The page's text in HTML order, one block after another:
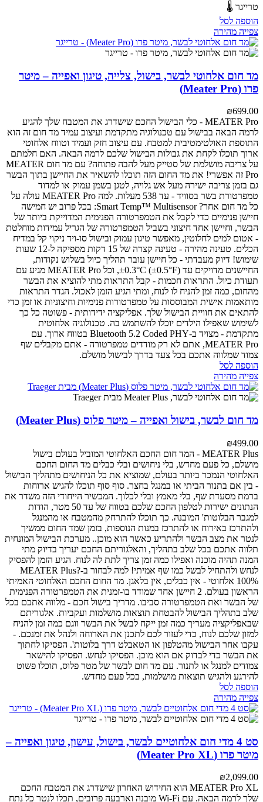
טרייגר 🌡️
הוספה לסל
צפייה מהירה
מד חום אלחוטי לבשר, בישול, צלייה, טיגון ואפייה – מיטר
פרו (Meater Pro)
₪699.00
MEATER Pro - כלי הבישול החכם שישדרג את המטבח שלך
להגיע
לרמה הבאה בבישול עם טכנולוגיה מתקדמת ועיצוב עמיד מד חום זה הוא
התוספת האולטימטיבית למטבח. עם עיצוב חזק ועמיד וטווח אלחוטי
ארוך תוכלו לקחת את גבולות הבישול שלכם לרמה הבאה. האם חלמתם
על צריבה מושלמת של סטייק מעל להבה פתוחה? עם מד חום MEATER
Pro זה אפשרי! את מד החום הזה תוכלו להשאיר את החיישן בתוך הבשר
גם בזמן צריבה ישירה מעל אש גלויה, לטגן בשמן עמוק או למדוד
טמפרטורת בשר בסוויד - עד 538 מעלות.
למה MEATER Pro עולה על
כל מד חום אחר?
Smart Temp™ Multisensor: בכל פרוב יש חמישה
חיישן פנימיים כדי לקבל את הטמפרטורה הפנימית המדוייקת ביותר של
הבשר, וחיישן אחד חיצוני בשביל הטמפרטורה של הגריל עמידות מוחלטת
- אטום למים לחלוטין, מאפשר טיגון עמוק ובישול סו-ויד ניקוי קל במדיח
הכלים.
טעינה מהירה - טעינה קצרה של 15 דקות מספיקה ל-12 שעות
שימוש! דיוק מעבדתי - כל חיישן עובר תהליך כיול בשלוש נקודות,
החיישנים מדויקים עד ±0.3°C (±0.5°F), וכל MEATER Pro מגיע עם
תעודת כיול. התראות חכמות - קבל התראות מתי להוציא את הבשר
מהחום, כמה זמן להניח לו לנוח, ומתי הגיע הזמן לאכול. הגדר התראות
מותאמות אישית המבוססות על טמפרטורות פנימיות וחיצוניות או זמן כדי
להתאים את חוויית הבישול שלך. אפליקציה ידידותית - פשוטה כל כך
לשימוש שאפילו הילדים יוכלו להשתמש בה. טכנולוגיה אלחוטית
מתקדמת - מצויד ב-Bluetooth 5.2 Coded PHY בטווח ארוך.
עם
MEATER Pro, אתם לא רק מודדים טמפרטורה - אתם מקבלים שף
צמוד שמלווה אתכם בכל צעד בדרך לבישול מושלם.
הוספה לסל
צפייה מהירה
מד חום לבשר, בישול ואפייה – מיטר פלוס (Meater Plus)
₪499.00
MEATER Plus - המד חום החכם האלחוטי המוביל בעולם
בישול
מושלם, כל פעם מחדש, בלי ניחושים ובלי כבלים מד החום החכם
האלחוטי הנמכר ביותר בעולם, שמוציא את כל הניחושים מתהליך הבישול
- בין אם בתנור הביתי או במנגל בחצר. סוף סוף תוכלו להגיש ארוחות
ברמת מסעדת שף, בלי מאמץ ובלי לכלוך. המכשיר הייחודי הזה משדר את
הנתונים ישירות לטלפון החכם שלכם בטווח של עד 50 מטר, הודות
למגבר הבלוטות' המובנה. כך תוכלו להתרחק מהמטבח או מהמנגל
ולהתרכז באירוח או להתרכז במנות הנוספות, בזמן שמד החום ממשיך
לנטר את מצב הבשר ולהתריע כאשר הוא מוכן.. מערכת הבישול המונחית
תלווה אתכם בכל שלב בתהליך, והאלגוריתם החכם יעריך בדיוק מתי
המנה תהיה מוכנה ואפילו כמה זמן צריך לתת לה לנוח. הגיע הזמן להפסיק
לנחש ולהתחיל לבשל כמו שף אמיתי! למה לבחור ב-MEATER Plus?
100% אלחוטי - אין כבלים, אין בלאגן. מד החום החכם האלחוטי האמיתי
הראשון בעולם.
2 חיישן אחד שמודד בו-זמנית את הטמפרטורה הפנימית
של הבשר ואת הטמפרטורה סביבו. מדריך בישול חכם - מלווה אתכם בכל
שלב בתהליך הבישול להבטחת תוצאות מושלמות ועקביות. אלגוריתם
שבאפליקציה מעריך כמה זמן ייקח לבשל את הבשר ווגם כמה זמן להניח
למזון שלכם לנוח, כדי לעזור לכם לתכנן את הארוחה ולנהל את זמנכם. -
עקבו אחר הבישול מהטלפון או הטאבלט דרך בלוטות'. הפסיקו לחתוך
את הבשר כדי לבדוק אם הוא מוכן. הפסיקו לנחש. הפסיקו להישאר
צמודים למנגל או לתנור. עם מד חום לבשר של מטר פלוס, תוכלו פשוט
להירגע ולהגיש תוצאות מושלמות, בכל פעם מחדש.
הוספה לסל
צפייה מהירה
סט 4 מדי חום אלחוטיים לבשר, בישול, עישון, טיגון ואפייה –
מיטר פרו (Meater Pro XL)
₪2,099.00
MEATER Pro XL הוא החידוש האחרון שישדרג את המטבח החכם
שלך לרמה הבאה. עם Wi-Fi מובנה וארבעה פרובים, תכלו לנטר כל נתח